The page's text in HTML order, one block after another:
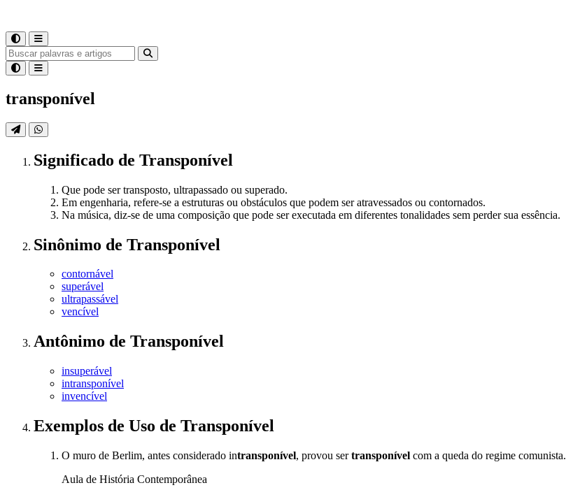
transponível
Significado de Transponível
Que pode ser transposto, ultrapassado ou superado.
Em engenharia, refere-se a estruturas ou obstáculos que podem ser atravessados ou contornados.
Na música, diz-se de uma composição que pode ser executada em diferentes tonalidades sem perder sua essência.
Sinônimo de Transponível
contornável
superável
ultrapassável
vencível
Antônimo de Transponível
insuperável
intransponível
invencível
Exemplos de Uso de Transponível
O muro de Berlim, antes considerado intransponível, provou sertransponível com a queda do regime comunista.
Aula de História Contemporânea